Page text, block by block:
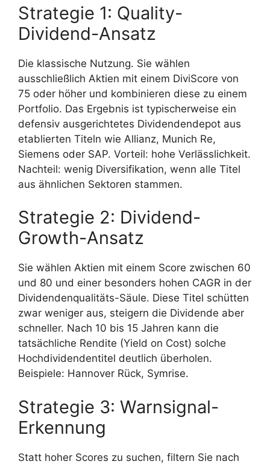
Strategie 1: Quality-
Dividend-Ansatz
Die klassische Nutzung. Sie wählen
ausschließlich Aktien mit einem DiviScore von
75 oder höher und kombinieren diese zu einem
Portfolio. Das Ergebnis ist typischerweise ein
defensiv ausgerichtetes Dividendendepot aus
etablierten Titeln wie Allianz, Munich Re,
Siemens oder SAP. Vorteil: hohe Verlässlichkeit.
Nachteil: wenig Diversifikation, wenn alle Titel
aus ähnlichen Sektoren stammen.
Strategie 2: Dividend-
Growth-Ansatz
Sie wählen Aktien mit einem Score zwischen 60
und 80 und einer besonders hohen CAGR in der
Dividendenqualitäts-Säule. Diese Titel schütten
zwar weniger aus, steigern die Dividende aber
schneller. Nach 10 bis 15 Jahren kann die
tatsächliche Rendite (Yield on Cost) solche
Hochdividendentitel deutlich überholen.
Beispiele: Hannover Rück, Symrise.
Strategie 3: Warnsignal-
Erkennung
Statt hoher Scores zu suchen, filtern Sie nach